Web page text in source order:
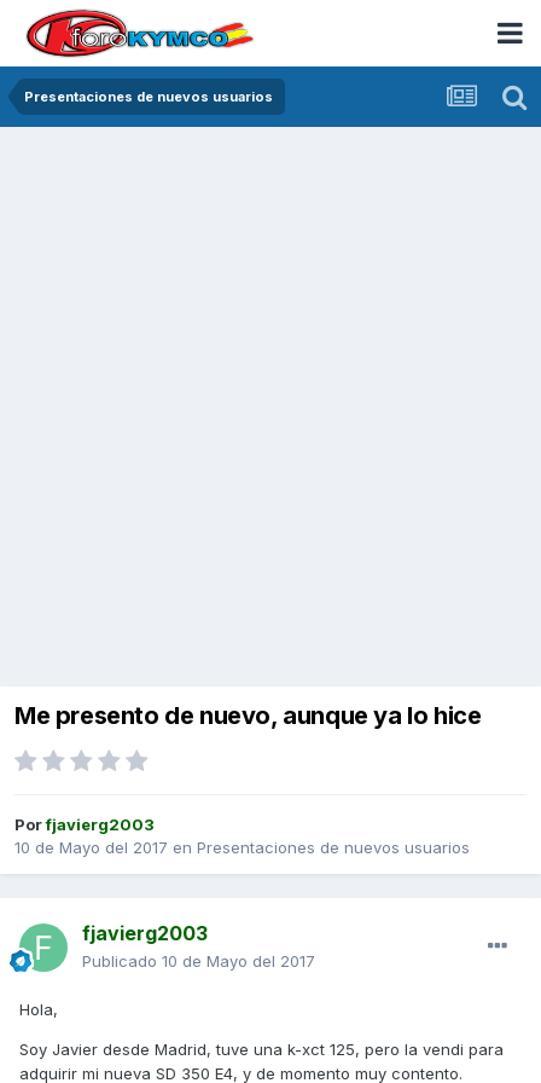
Presentaciones de nuevos usuarios
Me presento de nuevo, aunque ya lo hice
Porfjavierg2003
10 de Mayo del 2017 en Presentaciones de nuevos usuarios
fjavierg2003
Publicado 10 de Mayo del 2017
Hola,
Soy Javier desde Madrid, tuve una k-xct 125, pero la vendi para
adquirir mi nueva SD 350 E4, y de momento muy contento.